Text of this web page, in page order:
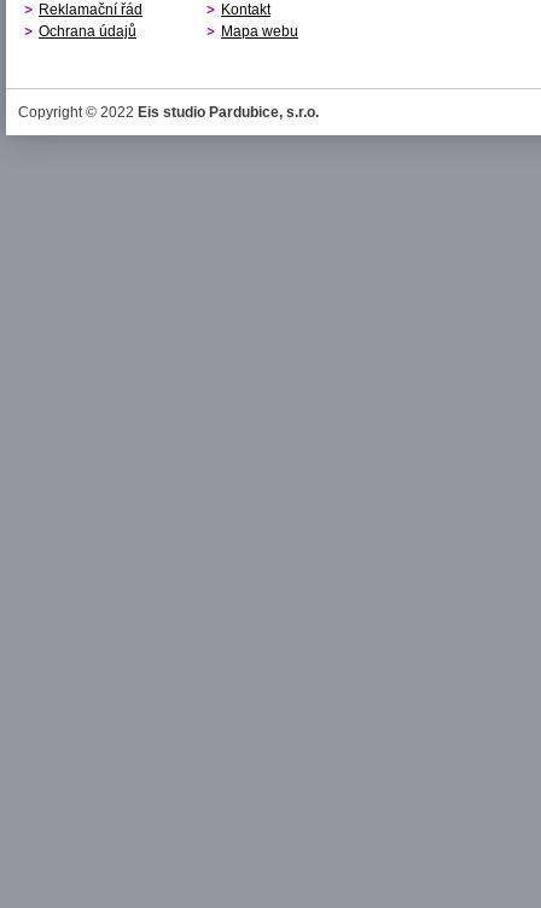
Reklamační řád
Ochrana údajů
Kontakt
Mapa webu
Copyright © 2022 Eis studio Pardubice, s.r.o.